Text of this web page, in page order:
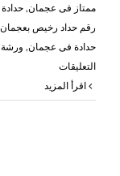
ممتاز فى عجمان,
رقم حداد رخيص بعجمان
حدادة فى عجمان,
التعليقاتعلى
حداد
واعمال